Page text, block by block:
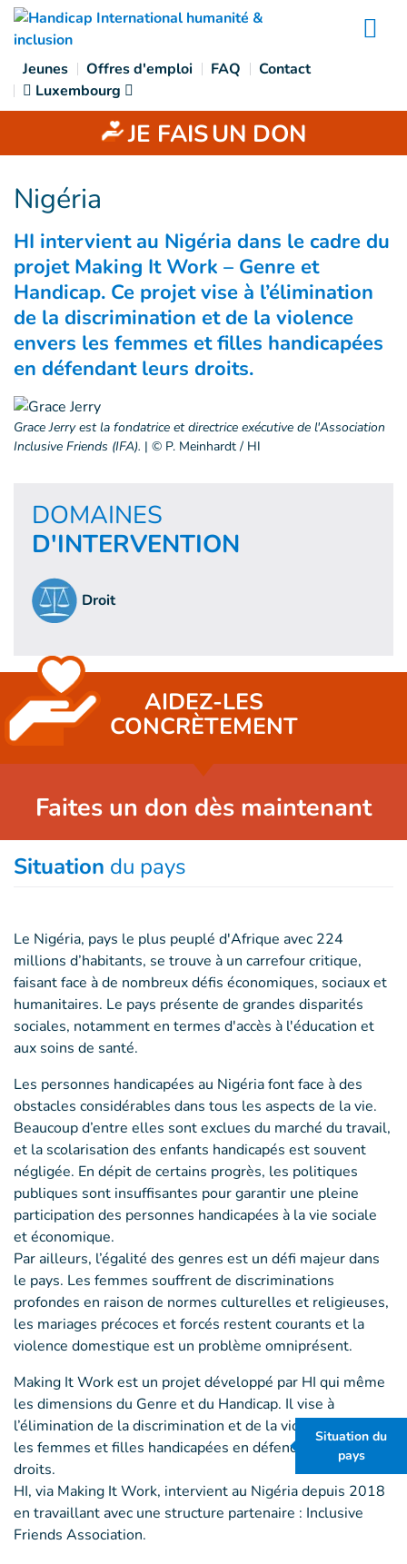
Accès direct au contenu
Jeunes Offres d'emploi FAQ
Contact
Luxembourg
JE FAISUN DON
Situation du
pays
Nigéria
HI intervient au Nigéria dans le cadre du
projet Making It Work – Genre et
Handicap. Ce projet vise à l’élimination
de la discrimination et de la violence
envers les femmes et filles handicapées
en défendant leurs droits.
Grace Jerry est la fondatrice et directrice exécutive de l'Association
Inclusive Friends (IFA). | © P. Meinhardt / HI
DOMAINES
D'INTERVENTION
Droit
AIDEZ-LES
CONCRÈTEMENT
Faites un don dès maintenant
Situation du pays
Le Nigéria, pays le plus peuplé d'Afrique avec 224
millions d’habitants, se trouve à un carrefour critique,
faisant face à de nombreux défis économiques, sociaux et
humanitaires. Le pays présente de grandes disparités
sociales, notamment en termes d'accès à l'éducation et
aux soins de santé.
Les personnes handicapées au Nigéria font face à des
obstacles considérables dans tous les aspects de la vie.
Beaucoup d’entre elles sont exclues du marché du travail,
et la scolarisation des enfants handicapés est souvent
négligée. En dépit de certains progrès, les politiques
publiques sont insuffisantes pour garantir une pleine
participation des personnes handicapées à la vie sociale
et économique.
Par ailleurs, l’égalité des genres est un défi majeur dans
le pays. Les femmes souffrent de discriminations
profondes en raison de normes culturelles et religieuses,
les mariages précoces et forcés restent courants et la
violence domestique est un problème omniprésent.
Making It Work est un projet développé par HI qui même
les dimensions du Genre et du Handicap. Il vise à
l’élimination de la discrimination et de la violence envers
les femmes et filles handicapées en défendant leurs
droits.
HI, via Making It Work, intervient au Nigéria depuis 2018
en travaillant avec une structure partenaire : Inclusive
Friends Association.